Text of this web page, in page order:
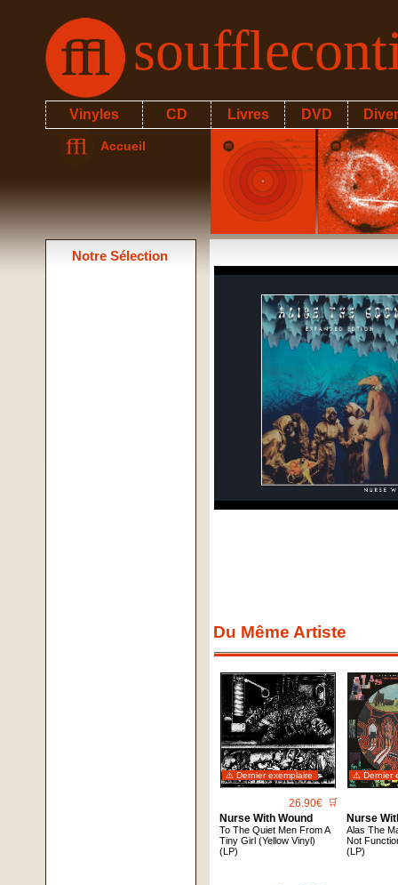
Vinyles CD Livres DVD
Accueil
Notre Sélection
Du Même Artiste
⚠ Dernier exemplaire
26.90€ 🛒
Nurse With Wound
To The Quiet Men From A
Tiny Girl (Yellow Vinyl)
(LP)
⚠ Dernier
Nurse
Alas The
Not
(LP)